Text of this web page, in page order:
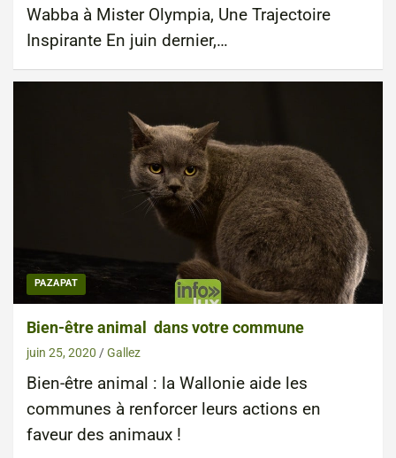
Wabba à Mister Olympia, Une Trajectoire
Inspirante En juin dernier,…
PAZAPAT
Bien-être animal dans votre commune
juin 25, 2020 Gallez
Bien-être animal : la Wallonie aide les
communes à renforcer leurs actions en
faveur des animaux !